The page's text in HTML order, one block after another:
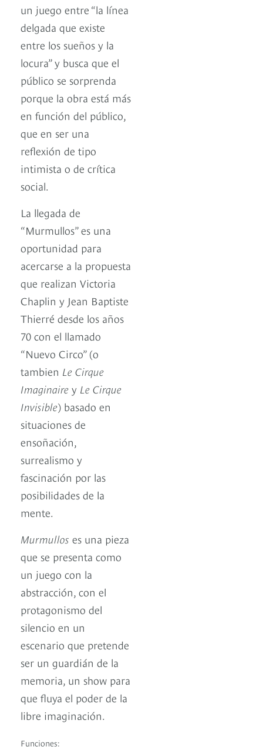
un juego entre “la línea
delgada que existe
entre los sueños y la
locura” y busca que el
público se sorprenda
porque la obra está más
en función del público,
que en ser una
reflexión de tipo
intimista o de crítica
social.
La llegada de
“Murmullos” es una
oportunidad para
acercarse a la propuesta
que realizan Victoria
Chaplin y Jean Baptiste
Thierré desde los años
70 con el llamado
“Nuevo Circo” (o
tambien Le Cirque
Imaginaire y Le Cirque
Invisible) basado en
situaciones de
ensoñación,
surrealismo y
fascinación por las
posibilidades de la
mente.
Murmullos es una pieza
que se presenta como
un juego con la
abstracción, con el
protagonismo del
silencio en un
escenario que pretende
ser un guardián de la
memoria, un show para
que fluya el poder de la
libre imaginación.
Funciones: